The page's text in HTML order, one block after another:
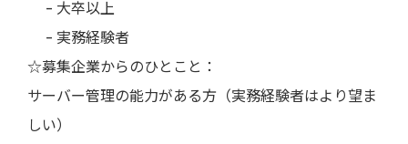
– 大卒以上
– 実務経験者
☆募集企業からのひとこと：
サーバー管理の能力がある方（実務経験者はより望ま
しい）